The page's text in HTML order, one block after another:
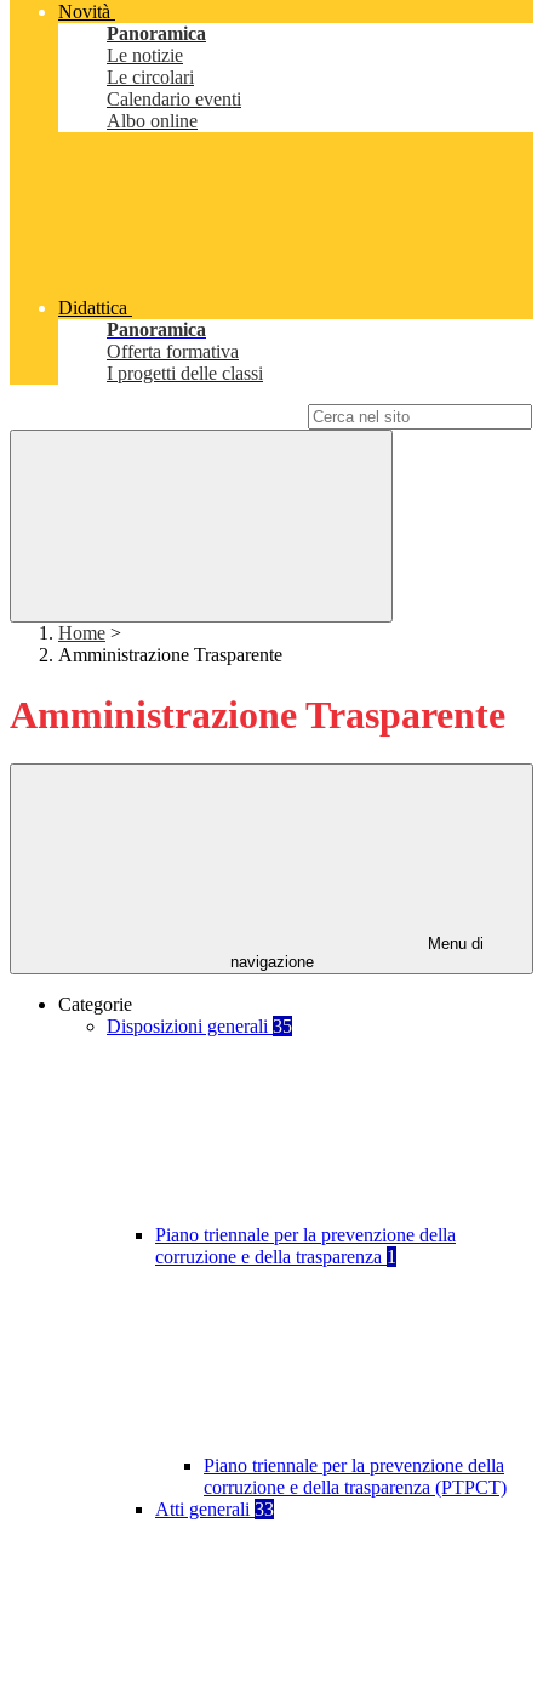
Novità
Panoramica
Le notizie
Le circolari
Calendario eventi
Albo online
Didattica
Panoramica
Offerta formativa
I progetti delle classi
Home >
Amministrazione Trasparente
Amministrazione Trasparente
Menu di
navigazione
Categorie
Disposizioni generali 35
Piano triennale per la prevenzione della
corruzione e della trasparenza 1
Piano triennale per la prevenzione della
corruzione e della trasparenza (PTPCT)
Atti generali 33